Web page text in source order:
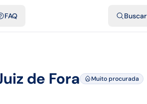
FAQ Buscar
de Fora Muito procurada